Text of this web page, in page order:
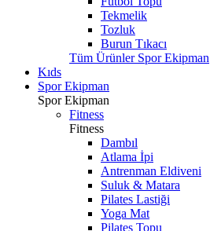
Tekmelik
Tozluk
Burun Tıkacı
Tüm Ürünler Spor Ekipman
Kıds
Spor Ekipman
Spor Ekipman
Fitness
Fitness
Dambıl
Atlama İpi
Antrenman Eldiveni
Suluk & Matara
Pilates Lastiği
Yoga Mat
Pilates Topu